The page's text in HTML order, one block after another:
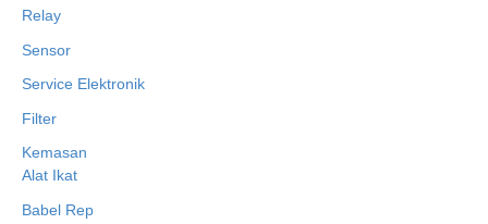
Relay
Sensor
Service Elektronik
Filter
Kemasan
Alat Ikat
Babel Rep